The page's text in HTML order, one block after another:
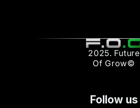
2025. Future
Of Grow©
Follow us